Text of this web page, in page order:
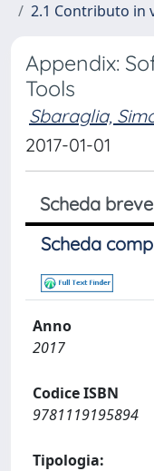
2.1 Contributo in
Appendix:
Tools
Sbaraglia,
2017-01-01
Scheda breve
Scheda
Anno
2017
Codice ISBN
9781119195894
Tipologia: